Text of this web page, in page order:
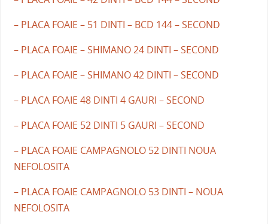
– PLACA FOAIE – 51 DINTI – BCD 144 – SECOND
– PLACA FOAIE – SHIMANO 24 DINTI – SECOND
– PLACA FOAIE – SHIMANO 42 DINTI – SECOND
– PLACA FOAIE 48 DINTI 4 GAURI – SECOND
– PLACA FOAIE 52 DINTI 5 GAURI – SECOND
– PLACA FOAIE CAMPAGNOLO 52 DINTI NOUA
NEFOLOSITA
– PLACA FOAIE CAMPAGNOLO 53 DINTI – NOUA
NEFOLOSITA